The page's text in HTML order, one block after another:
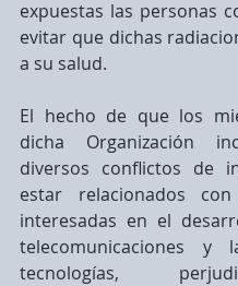
expuestas las personas
evitar que dichas
a su salud.
El hecho de que los
dicha Organización
diversos conflictos de
estar relacionados con
interesadas en el
telecomunicaciones y
tecnologías,